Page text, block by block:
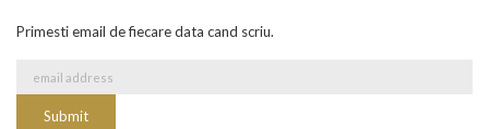
Primesti email de fiecare data cand scriu.